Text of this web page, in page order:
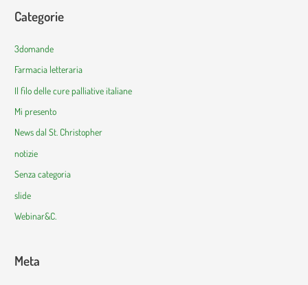
Categorie
3domande
Farmacia letteraria
Il filo delle cure palliative italiane
Mi presento
News dal St. Christopher
notizie
Senza categoria
slide
Webinar&C.
Meta